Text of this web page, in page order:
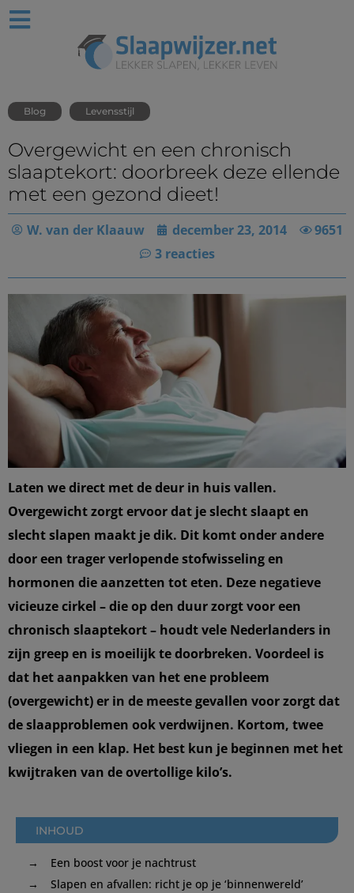
Blog Levensstijl
Overgewicht en een chronisch
slaaptekort: doorbreek deze ellende
met een gezond dieet!
W. van der Klaauw december 23, 2014
9651
3 reacties
Laten we direct met de deur in huis vallen.
Overgewicht zorgt ervoor dat je slecht slaapt en
slecht slapen maakt je dik. Dit komt onder andere
door een trager verlopende stofwisseling en
hormonen die aanzetten tot eten. Deze negatieve
vicieuze cirkel – die op den duur zorgt voor een
chronisch slaaptekort – houdt vele Nederlanders in
zijn greep en is moeilijk te doorbreken. Voordeel is
dat het aanpakken van het ene probleem
(overgewicht) er in de meeste gevallen voor zorgt dat
de slaapproblemen ook verdwijnen. Kortom, twee
vliegen in een klap. Het best kun je beginnen met het
kwijtraken van de overtollige kilo’s.
INHOUD
Een boost voor je nachtrust
Slapen en afvallen: richt je op je ‘binnenwereld’